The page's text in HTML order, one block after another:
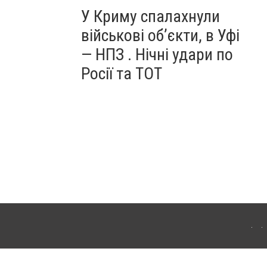
У Криму спалахнули
військові об’єкти, в Уфі
— НПЗ . Нічні удари по
Росії та ТОТ